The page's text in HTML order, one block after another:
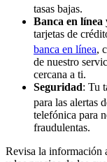
tasas bajas.
Banca en línea
tarjetas de
banca en línea,
de nuestro
cercana a ti.
Seguridad: Tu
para las alertas
telefónica para
fraudulentas.
Revisa la información